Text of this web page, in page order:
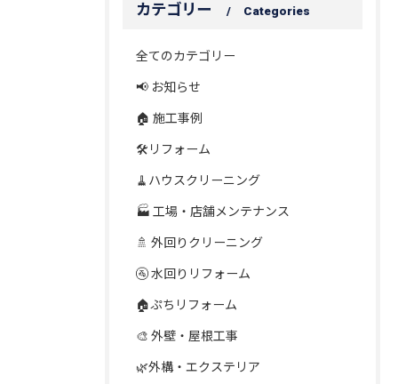
カテゴリー Categories
全てのカテゴリー
📢 お知らせ
🏠 施工事例
🛠️リフォーム
🧹ハウスクリーニング
🏭 工場・店舗メンテナンス
🚿 外回りクリーニング
🚰 水回りリフォーム
🏠ぷちリフォーム
🎨 外壁・屋根工事
🌿外構・エクステリア